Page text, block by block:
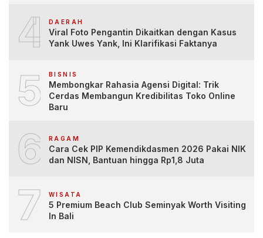
4 DAERAH
Viral Foto Pengantin Dikaitkan dengan Kasus
Yank Uwes Yank, Ini Klarifikasi Faktanya
5 BISNIS
Membongkar Rahasia Agensi Digital: Trik
Cerdas Membangun Kredibilitas Toko Online
Baru
6 RAGAM
Cara Cek PIP Kemendikdasmen 2026 Pakai NIK
dan NISN, Bantuan hingga Rp1,8 Juta
7 WISATA
5 Premium Beach Club Seminyak Worth Visiting
In Bali